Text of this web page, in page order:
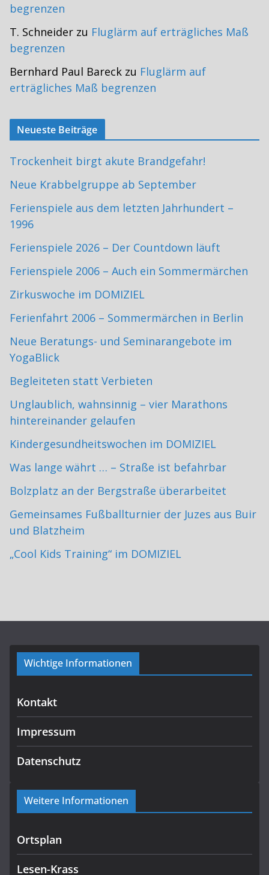
begrenzen
T. Schneider zu Fluglärm auf erträgliches Maß
begrenzen
Bernhard Paul Bareck zu Fluglärm auf
erträgliches Maß begrenzen
Neueste Beiträge
Trockenheit birgt akute Brandgefahr!
Neue Krabbelgruppe ab September
Ferienspiele aus dem letzten Jahrhundert –
1996
Ferienspiele 2026 – Der Countdown läuft
Ferienspiele 2006 – Auch ein Sommermärchen
Zirkuswoche im DOMIZIEL
Ferienfahrt 2006 – Sommermärchen in Berlin
Neue Beratungs- und Seminarangebote im
YogaBlick
Begleiteten statt Verbieten
Unglaublich, wahnsinnig – vier Marathons
hintereinander gelaufen
Kindergesundheitswochen im DOMIZIEL
Was lange währt … – Straße ist befahrbar
Bolzplatz an der Bergstraße überarbeitet
Gemeinsames Fußballturnier der Juzes aus Buir
und Blatzheim
„Cool Kids Training“ im DOMIZIEL
Wichtige Informationen
Kontakt
Impressum
Datenschutz
Weitere Informationen
Ortsplan
Lesen-Krass